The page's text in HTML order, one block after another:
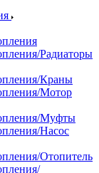
Радиаторы
Краны
Мотор
Муфты
Насос
Отопитель